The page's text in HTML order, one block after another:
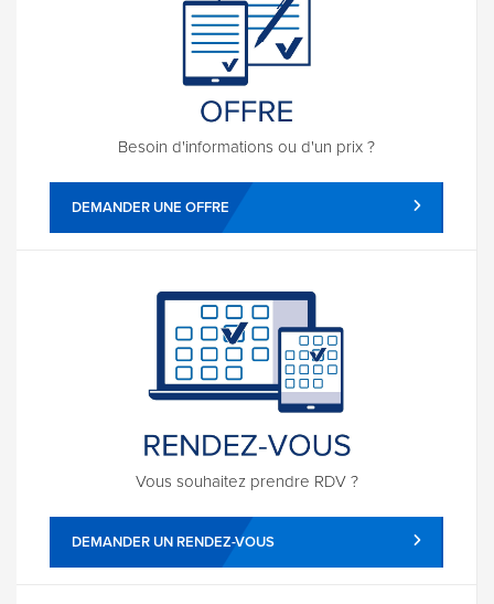
Besoin d'informations ou d'un prix ?
DEMANDER UNE OFFRE
Vous souhaitez prendre RDV ?
DEMANDER UN RENDEZ-VOUS